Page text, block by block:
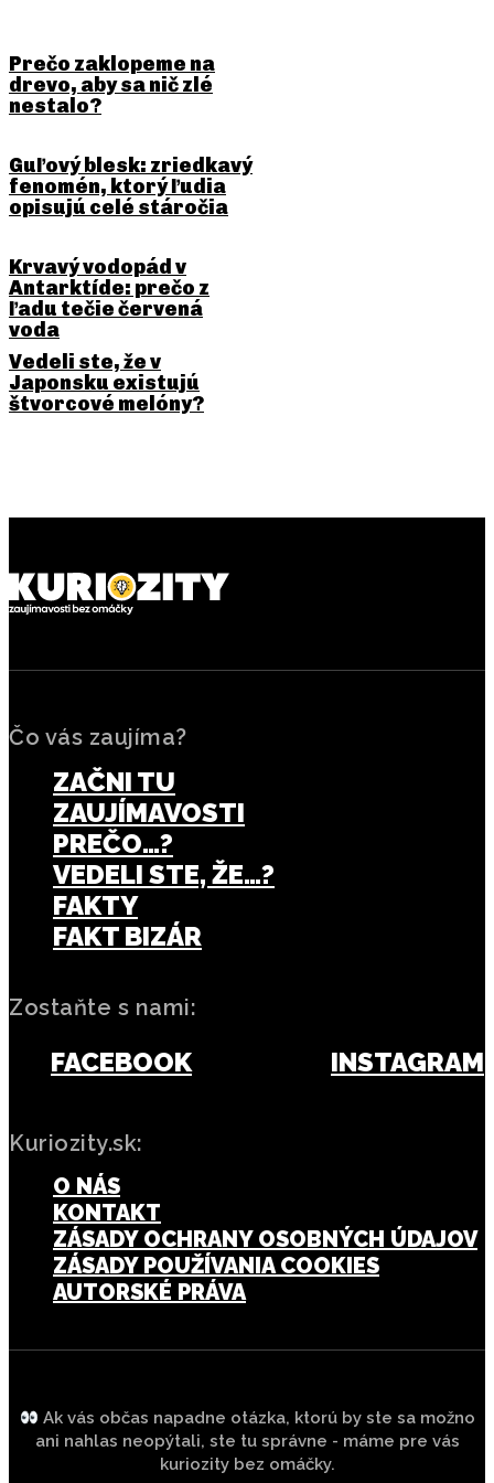
Prečo zaklopeme na
drevo, aby sa nič zlé
nestalo?
Guľový blesk: zriedkavý
fenomén, ktorý ľudia
opisujú celé stáročia
Krvavý vodopád v
Antarktíde: prečo z
ľadu tečie červená
voda
Vedeli ste, že v
Japonsku existujú
štvorcové melóny?
Čo vás zaujíma?
ZAČNI TU
ZAUJÍMAVOSTI
PREČO…?
VEDELI STE, ŽE…?
FAKTY
FAKT BIZÁR
Zostaňte s nami:
FACEBOOK INSTAGRAM
Kuriozity.sk:
O NÁS
KONTAKT
ZÁSADY OCHRANY OSOBNÝCH ÚDAJOV
ZÁSADY POUŽÍVANIA COOKIES
AUTORSKÉ PRÁVA
Ak vás občas napadne otázka, ktorú by ste sa možno
ani nahlas neopýtali, ste tu správne - máme pre vás
kuriozity bez omáčky.